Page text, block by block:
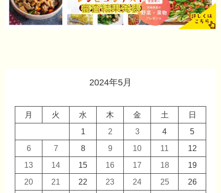
2024年5月
月 火 水 木 金 土
日
1
2 3 4
5
6
7 8 9 10 11
12
13
14 15 16 17 18
19
20
21 22 23 24 25
26